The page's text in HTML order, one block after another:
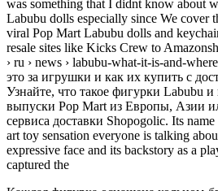
was something that I didnt know about
Labubu dolls especially since We cover
viral Pop Mart Labubu dolls and
resale sites like Kicks Crew to
› ru › news › labubu-what-it-is-and-
это за игрушки и как их купить с
Узнайте, что такое фигурки Labubu и
выпуски Pop Mart из Европы,
сервиса доставки Shopogolic. Its
art toy sensation everyone is talking
expressive face and its backstory as a
captured the